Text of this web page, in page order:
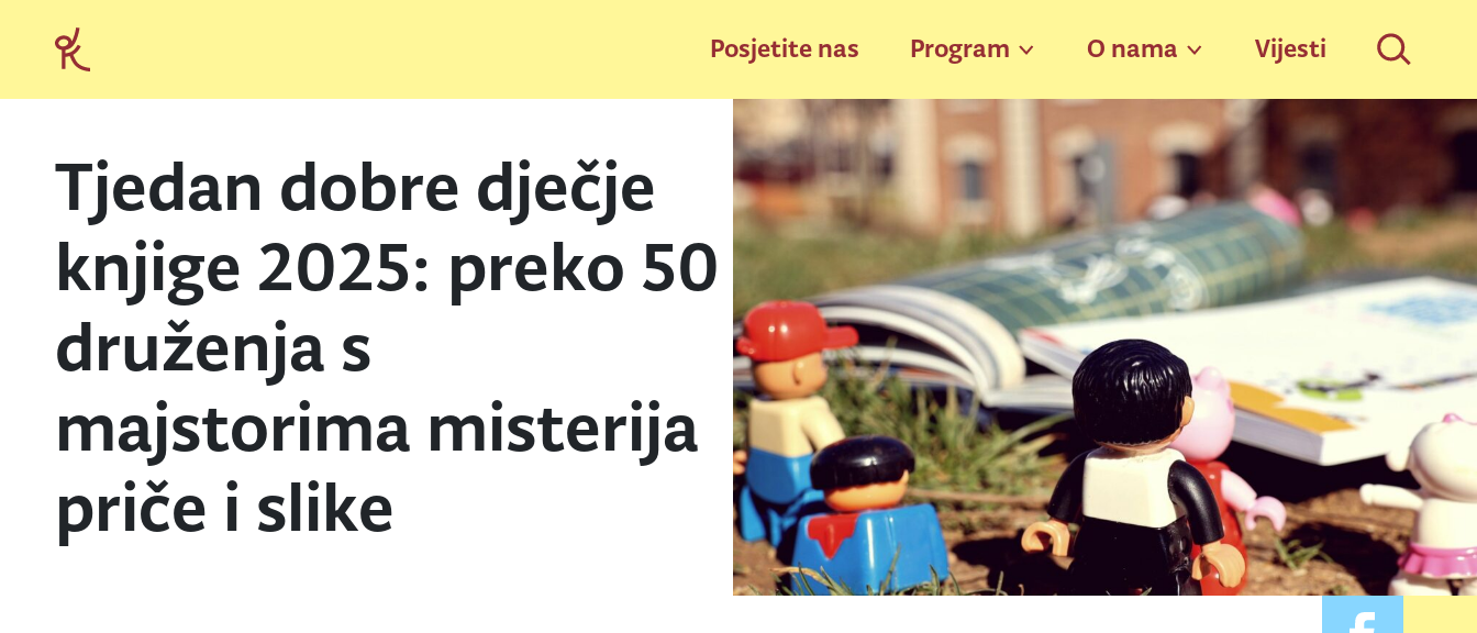
Posjetite nas Program O nama Vijesti
Tjedan dobre dječje
knjige 2025: preko 50
druženja s
majstorima misterija
priče i slike